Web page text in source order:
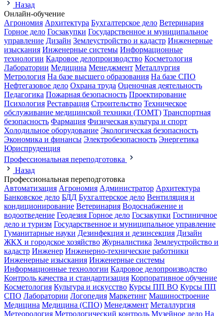
Назад
Онлайн-обучение
Агрономия Архитектура Бухгалтерское дело Ветеринария
Горное дело Госзакупки Государственное и муниципальное
управление Дизайн Землеустройство и кадастр Инженерные
изыскания Инженерные системы Информационные
технологии Кадровое делопроизводство Косметология
Лаборатории Медицина Менеджмент Металлургия
Метрология На базе высшего образования На базе СПО
Нефтегазовое дело Охрана труда Оценочная деятельность
Педагогика Пожарная безопасность Проектирование
Психология Реставрация Строительство Техническое
обслуживание медицинской техники (ТОМТ) Транспортная
безопасность Фармация Физическая культура и спорт
Холодильное оборудование Экологическая безопасность
Экономика и финансы Электробезопасность Энергетика
Юриспруденция
Профессиональная переподготовка
Назад
Профессиональная переподготовка
Автоматизация Агрономия Администратор Архитектура
Банковское дело БДД Бухгалтерское дело Вентиляция и
кондиционирование Ветеринария Водоснабжение и
водоотведение Геодезия Горное дело Госзакупки Гостиничное
дело и туризм Государственное и муниципальное управление
Гуманитарные науки Дезинфекция и дезинсекция Дизайн
ЖКХ и городское хозяйство Журналистика Землеустройство и
кадастр Инженер Инженерно-технические работники
Инженерные изыскания Инженерные системы
Информационные технологии Кадровое делопроизводство
Контроль качества и стандартизация Корпоративное обучение
Косметология Культура и искусство Курсы ПП ВО Курсы ПП
СПО Лаборатории Логопедия Маркетинг Машиностроение
Медицина Медицина (СПО) Менеджмент Металлургия
Метеорология Метрологический контроль Музейное дело На